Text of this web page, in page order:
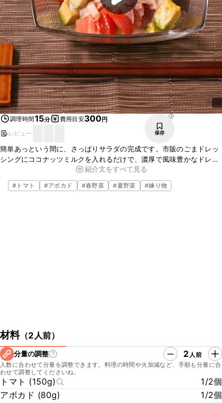
調理時間15分 費用目安300円
レビュー
95
保存
簡単あっという間に、さっぱりサラダの完成です。市販のごまドレッ
シングにココナッツミルクを入れるだけで、濃厚で風味豊かなドレッ
シングに仕上がります。ライムのさっぱりとした酸味がアクセントに
なり、食欲をそそります。
是非、お試しください。
紹介文をすべて見る
# トマト #アボカド #春野菜 #夏野菜 #練り物
材料（2人前）
分量の調整 2 人前
人数に合わせて分量を調整できます。料理の時間や火加減など、手順も分量に合
わせて調整してくださいね。
トマト (150g)
1/2個
アボカド (80g)
1/2個